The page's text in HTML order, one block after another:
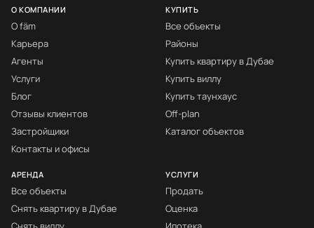
О КОМПАНИИ
О fäm
Карьера
Агенты
Услуги
Блог
Отзывы клиентов
Застройщики
Контакты и офисы
КУПИТЬ
Все объекты
Районы
Купить квартиру в Дубае
Купить виллу
Купить таунхаус
Off-plan
Каталог объектов
АРЕНДА
Все объекты
Снять квартиру в Дубае
УСЛУГИ
Продать
Оценка